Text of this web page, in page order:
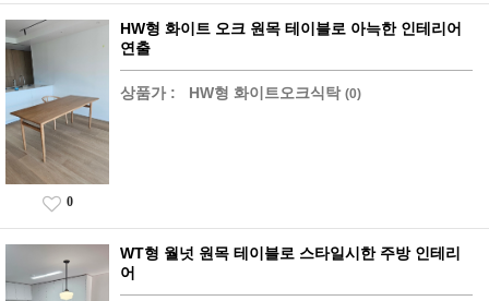
HW형 화이트 오크 원목 테이블로 아늑한 인테리어
연출
상품가 : HW형 화이트오크식탁 (0)
0
WT형 월넛 원목 테이블로 스타일시한 주방 인테리
어